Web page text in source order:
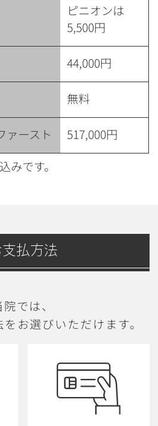
ピニオンは
5,500円
44,000円
無料
ァースト
517,000円
です。
支払方法
院では、
お選びいただけます。